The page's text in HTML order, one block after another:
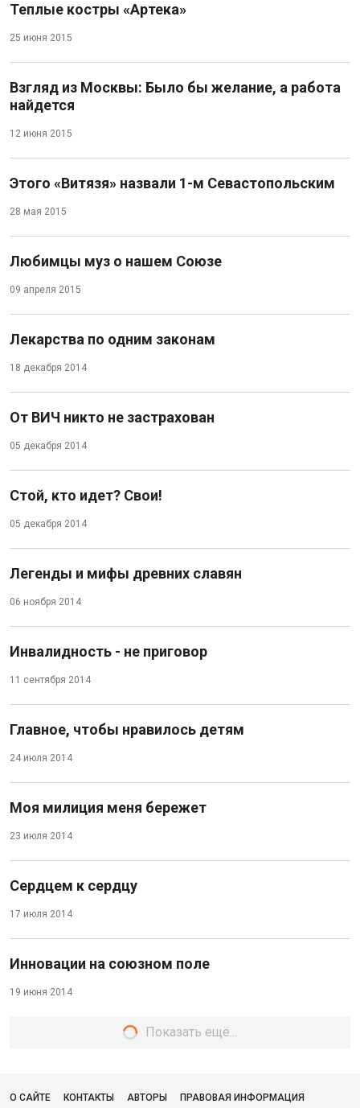
Теплые костры «Артека»
25 июня 2015
Взгляд из Москвы: Было бы желание, а работа
найдется
12 июня 2015
Этого «Витязя» назвали 1-м Севастопольским
28 мая 2015
Любимцы муз о нашем Союзе
09 апреля 2015
Лекарства по одним законам
18 декабря 2014
От ВИЧ никто не застрахован
05 декабря 2014
Стой, кто идет? Свои!
05 декабря 2014
Легенды и мифы древних славян
06 ноября 2014
Инвалидность - не приговор
11 сентября 2014
Главное, чтобы нравилось детям
24 июля 2014
Моя милиция меня бережет
23 июля 2014
Сердцем к сердцу
17 июля 2014
Инновации на союзном поле
19 июня 2014
Показать ещё...
О САЙТЕ КОНТАКТЫ АВТОРЫ ПРАВОВАЯ ИНФОРМАЦИЯ